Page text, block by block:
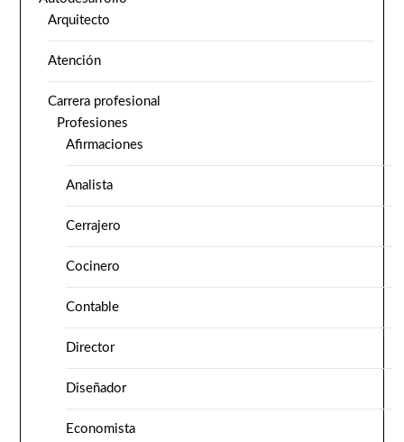
Arquitecto
Atención
Carrera profesional
Profesiones
Afirmaciones
Analista
Cerrajero
Cocinero
Contable
Director
Diseñador
Economista